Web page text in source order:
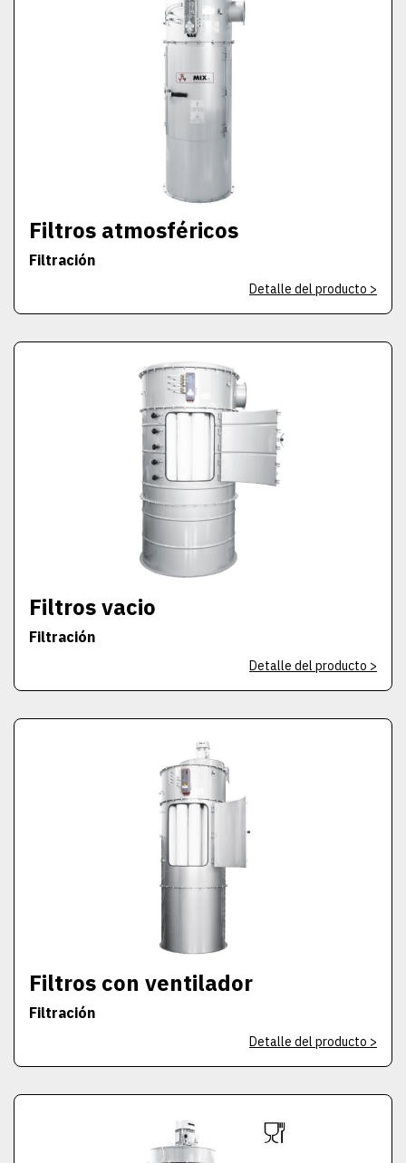
Filtros atmosféricos
Filtración
Detalle del producto >
Filtros vacio
Filtración
Detalle del producto >
Filtros con ventilador
Filtración
Detalle del producto >